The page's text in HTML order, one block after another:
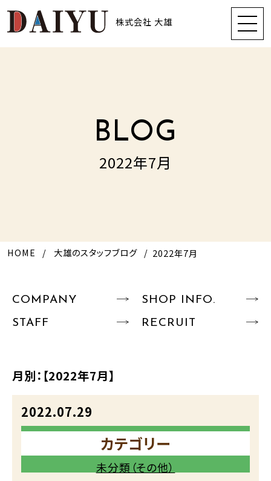
株式会社 大雄
BLOG
2022年7月
HOME 大雄のスタッフブログ 2022年7月
COMPANY
SHOP INFO.
STAFF
RECRUIT
月別： 【2022年7月】
2022.07.29
カテゴリー
未分類（その他）